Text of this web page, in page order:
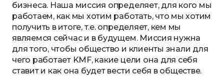
бизнеса. Наша миссия определяет, для кого мы
работаем, как мы хотим работать, что мы хотим
получить в итоге, т.е. определяет, кем мы
являемся сейчас и в будущем. Миссия нужна
для того, чтобы общество и клиенты знали для
чего работает KMF, какие цели она для себя
ставит и как она будет вести себя в обществе.